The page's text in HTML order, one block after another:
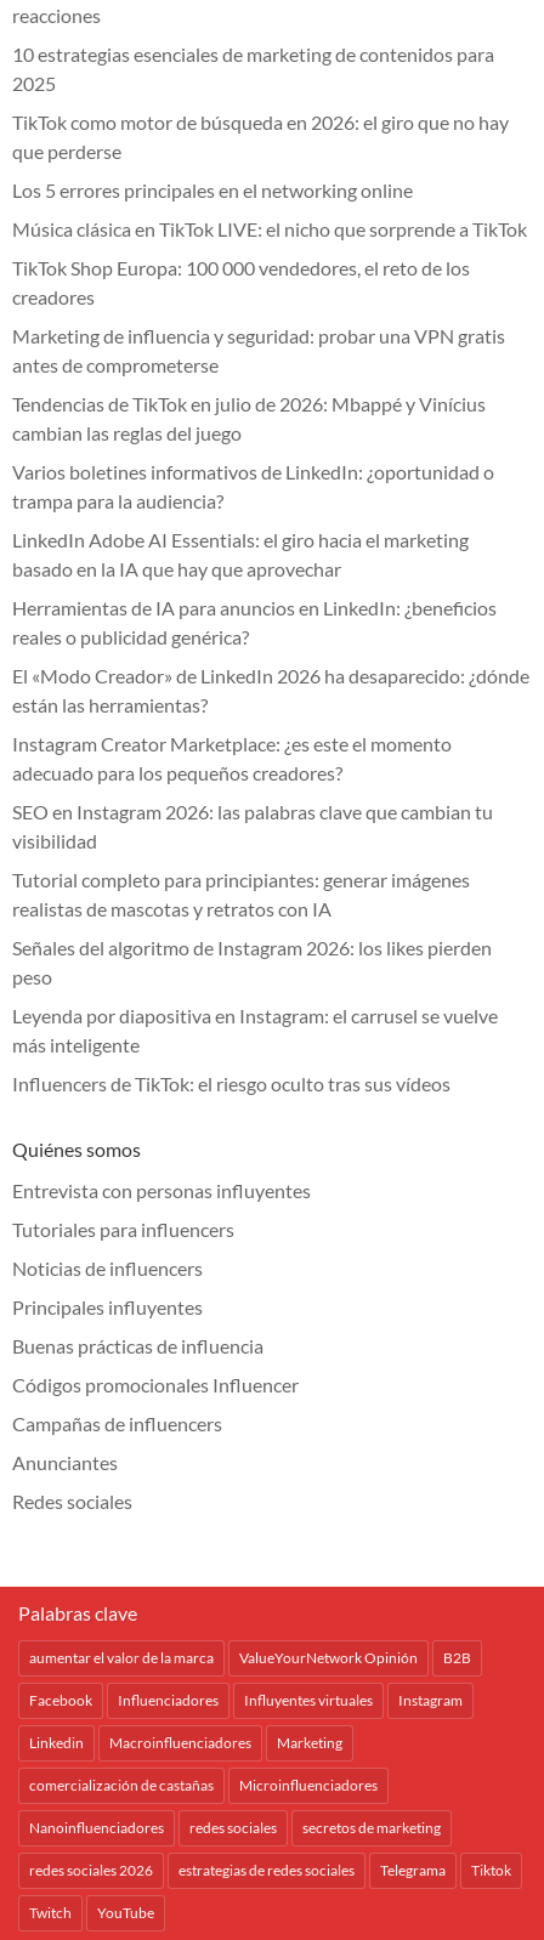
reacciones
10 estrategias esenciales de marketing de contenidos para
2025
TikTok como motor de búsqueda en 2026: el giro que no hay
que perderse
Los 5 errores principales en el networking online
Música clásica en TikTok LIVE: el nicho que sorprende a TikTok
TikTok Shop Europa: 100 000 vendedores, el reto de los
creadores
Marketing de influencia y seguridad: probar una VPN gratis
antes de comprometerse
Tendencias de TikTok en julio de 2026: Mbappé y Vinícius
cambian las reglas del juego
Varios boletines informativos de LinkedIn: ¿oportunidad o
trampa para la audiencia?
LinkedIn Adobe AI Essentials: el giro hacia el marketing
basado en la IA que hay que aprovechar
Herramientas de IA para anuncios en LinkedIn: ¿beneficios
reales o publicidad genérica?
El «Modo Creador» de LinkedIn 2026 ha desaparecido: ¿dónde
están las herramientas?
Instagram Creator Marketplace: ¿es este el momento
adecuado para los pequeños creadores?
SEO en Instagram 2026: las palabras clave que cambian tu
visibilidad
Tutorial completo para principiantes: generar imágenes
realistas de mascotas y retratos con IA
Señales del algoritmo de Instagram 2026: los likes pierden
peso
Leyenda por diapositiva en Instagram: el carrusel se vuelve
más inteligente
Influencers de TikTok: el riesgo oculto tras sus vídeos
Quiénes somos
Entrevista con personas influyentes
Tutoriales para influencers
Noticias de influencers
Principales influyentes
Buenas prácticas de influencia
Códigos promocionales Influencer
Campañas de influencers
Anunciantes
Redes sociales
Palabras clave
aumentar el valor de la marca ValueYourNetwork Opinión B2B
Facebook Influenciadores Influyentes virtuales Instagram
Linkedin Macroinfluenciadores Marketing
comercialización de castañas Microinfluenciadores
Nanoinfluenciadores redes sociales secretos de marketing
redes sociales 2026 estrategias de redes sociales Telegrama Tiktok
Twitch YouTube